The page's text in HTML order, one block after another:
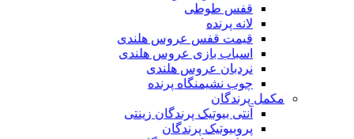
قفس طوطی
لانه پرنده
قیمت قفس عروس هلندی
اسباب بازی عروس هلندی
نردبان عروس هلندی
چوب نشیمنگاه پرنده
مکمل پرندگان
آنتی بیوتیک پرندگان زینتی
پروبیوتیک پرندگان